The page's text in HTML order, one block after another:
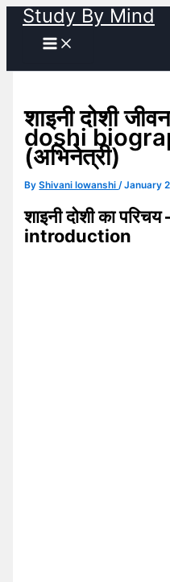
Skip
content
Study By Mind
शाइनी दोशी
doshi
(अभिनेत्री)
ByShivani lowanshi/January
शाइनी दोशी का
introduction